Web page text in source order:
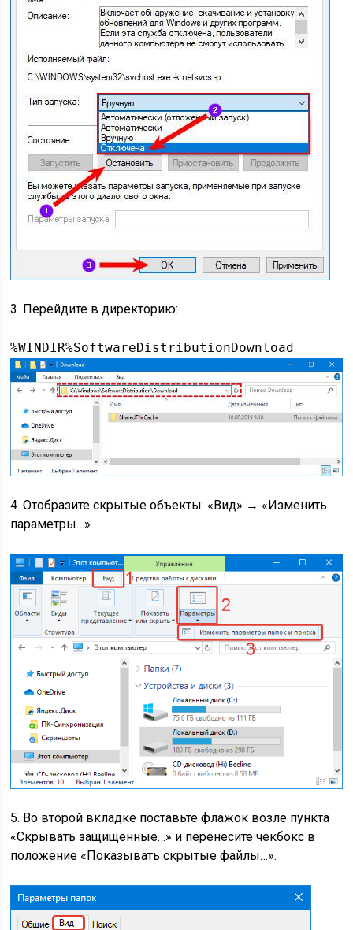
3. Перейдите в директорию:
%WINDIR%SoftwareDistributionDownload
4. Отобразите скрытые объекты: «Вид» → «Изменить
параметры…».
5. Во второй вкладке поставьте флажок возле пункта
«Скрывать защищённые…» и перенесите чекбокс в
положение «Показывать скрытые файлы…».